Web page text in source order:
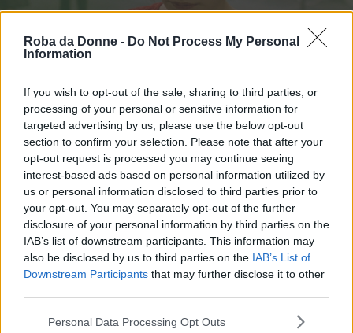
Roba da Donne - Do Not Process My Personal
Information
If you wish to opt-out of the sale, sharing to third parties, or
processing of your personal or sensitive information for
targeted advertising by us, please use the below opt-out
section to confirm your selection. Please note that after your
opt-out request is processed you may continue seeing
interest-based ads based on personal information utilized by
us or personal information disclosed to third parties prior to
your opt-out. You may separately opt-out of the further
disclosure of your personal information by third parties on the
IAB’s list of downstream participants. This information may
also be disclosed by us to third parties on the IAB’s List of
Downstream Participants that may further disclose it to other
Please note that this website/app uses one or more Google
Personal Data Processing Opt Outs
Capelli Corti
Prima di Darci un Taglio
Acconciature Semiraccolte: l'Eleganza